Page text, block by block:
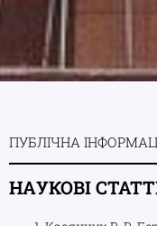
ПУБЛІЧНА
НАУКОВІ